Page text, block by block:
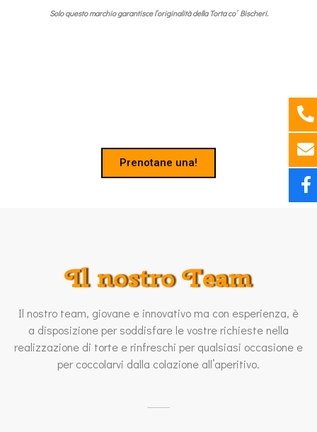
Solo questo marchio garantisce l’originalità della Torta co’ Bischeri.
Prenotane una!
Il nostro Team
Il nostro team, giovane e innovativo ma con esperienza, è
a disposizione per soddisfare le vostre richieste nella
realizzazione di torte e rinfreschi per qualsiasi occasione e
per coccolarvi dalla colazione all’aperitivo.